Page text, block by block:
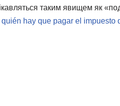
таким явищем як
hay que pagar el impuesto